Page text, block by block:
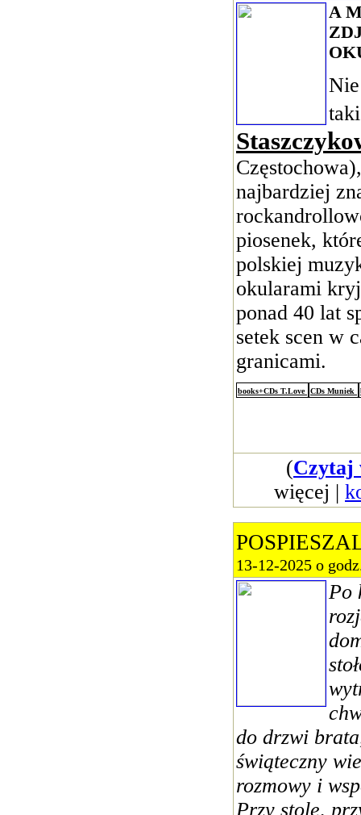
A
najbardziej
piosenek,
polskiej
okularami
ponad 40 lat
setek scen w
granicami.
books+CDs T.Love CDs Muniek
(Czytaj
więcej |
13-12-2025 o
Po
do drzwi
świąteczny
rozmowy i
Przy stole,